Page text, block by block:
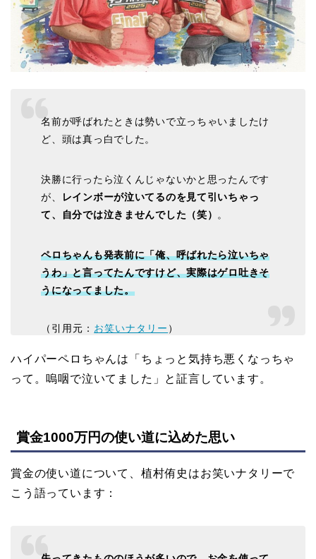
名前が呼ばれたときは勢いで立っちゃいましたけ
ど、頭は真っ白でした。
決勝に行ったら泣くんじゃないかと思ったんです
が、
レインボーが泣いてるのを見て引いちゃっ
て、自分では泣きませんでした（笑） 。
ペロちゃんも発表前に「俺、呼ばれたら泣いちゃ
うわ」と言ってたんですけど、実際はゲロ吐きそ
うになってました。
（引用元： お笑いナタリー ）
ハイパーペロちゃんは「ちょっと気持ち悪くなっちゃ
って。嗚咽で泣いてました」と証言しています。
賞金1000万円の使い道に込めた思い
賞金の使い道について、植村侑史はお笑いナタリーで
こう語っています：